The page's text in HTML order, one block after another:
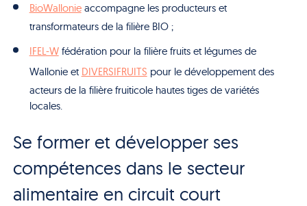
BioWallonieaccompagne les producteurs et
transformateurs de la filière BIO ;
IFEL-Wfédération pour la filière fruits et légumes de
Wallonie et DIVERSIFRUITS pour le développement des
acteurs de la filière fruiticole hautes tiges de variétés
locales.
Se former et développer ses
compétences dans le secteur
alimentaire en circuit court